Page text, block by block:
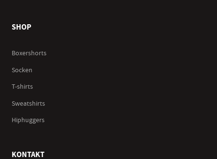
SHOP
Boxershorts
Socken
T-shirts
Sweatshirts
Hiphuggers
KONTAKT